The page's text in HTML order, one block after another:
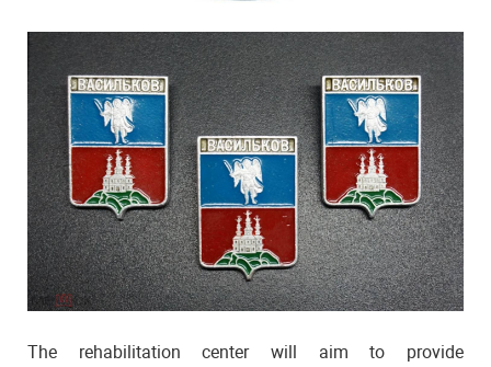
The rehabilitation center will aim to provide